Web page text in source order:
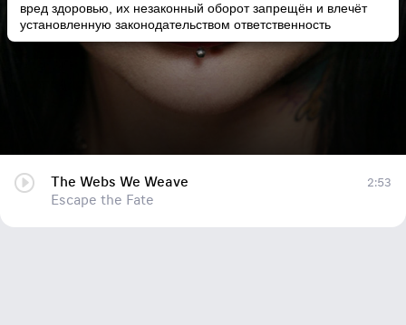
вред здоровью, их незаконный оборот запрещён и влечёт
установленную законодательством ответственность
Escape the Fate
The Webs We Weave
Escape the Fate
2:53